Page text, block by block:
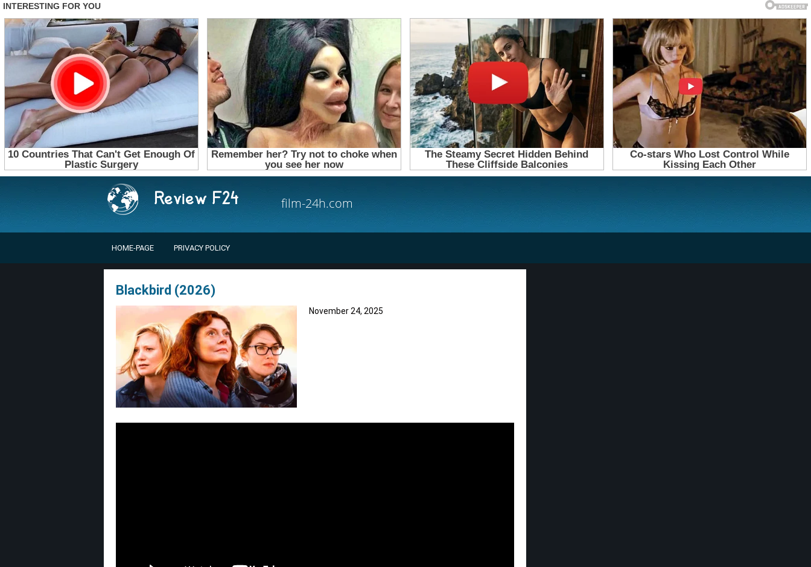
film-24h.com
HOME-PAGE PRIVACY POLICY
Blackbird (2026)
November 24, 2025